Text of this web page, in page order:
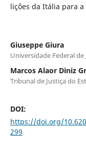
lições da Itália para a
Giuseppe Giura
Universidade Federal de
Marcos Alaor Diniz
Tribunal de Justiça do
DOI:
https://doi.org/
299